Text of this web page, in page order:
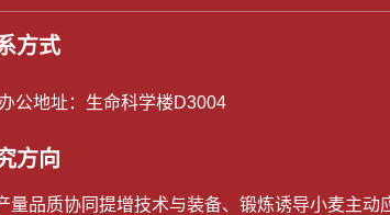
方式
公地址： 生命科学楼D3004
方向
量品质协同提增技术与装备、锻炼诱导小麦主